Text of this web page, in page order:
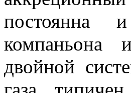
постоянна
компаньона
двойной